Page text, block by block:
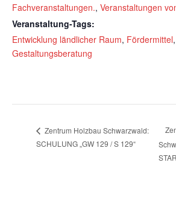
Fachveranstaltungen., Veranstaltungen
Veranstaltung-Tags:
Entwicklung ländlicher Raum, Fördermittel,
Gestaltungsberatung
Zentrum Holzbau Schwarzwald:
SCHULUNG „GW 129 / S 129“